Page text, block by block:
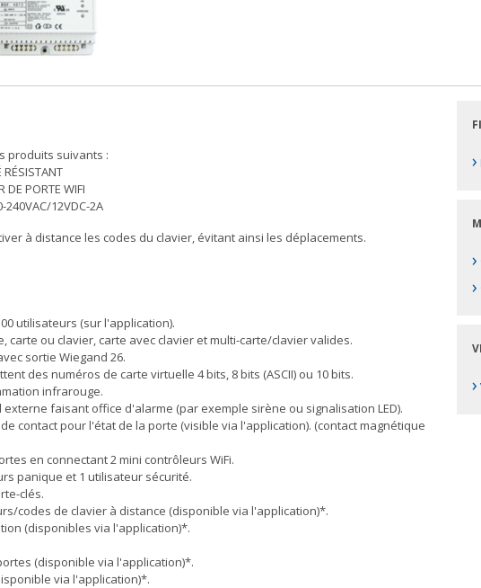
produits suivants :
RÉSISTANT
DE PORTE WIFI
240VAC/12VDC-2A
à distance les codes du clavier, évitant ainsi les déplacements.
utilisateurs (sur l'application).
carte ou clavier, carte avec clavier et multi-carte/clavier valides.
sortie Wiegand 26.
des numéros de carte virtuelle 4 bits, 8 bits (ASCII) ou 10 bits.
infrarouge.
faisant office d'alarme (par exemple sirène ou signalisation LED).
contact pour l'état de la porte (visible via l'application). (contact magnétique
en connectant 2 mini contrôleurs WiFi.
panique et 1 utilisateur sécurité.
clés.
codes de clavier à distance (disponible via l'application)*.
(disponibles via l'application)*.
(disponible via l'application)*.
via l'application)*.
›
›
›
›